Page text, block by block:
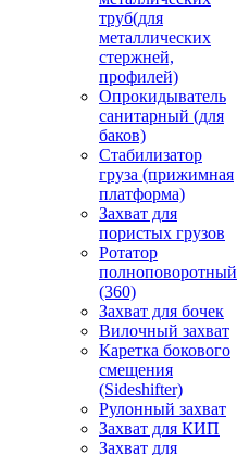
труб(для
металлических
стержней,
профилей)
Опрокидыватель
санитарный (для
баков)
Стабилизатор
груза (прижимная
платформа)
Захват для
пористых грузов
Ротатор
полноповоротный
(360)
Захват для бочек
Вилочный захват
Каретка бокового
смещения
(Sideshifter)
Рулонный захват
Захват для КИП
Захват для